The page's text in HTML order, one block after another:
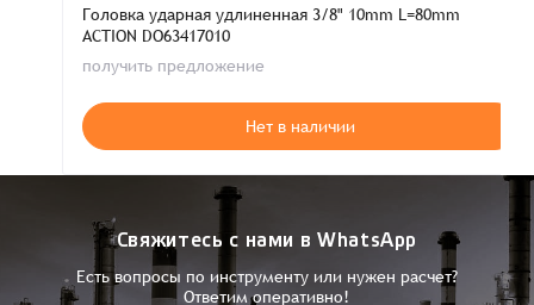
Головка ударная удлиненная 3/8" 10mm L=80mm
ACTION DO63417010
получить предложение
Нет в наличии
Свяжитесь с нами в WhatsApp
Есть вопросы по инструменту или нужен расчет?
Ответим оперативно!